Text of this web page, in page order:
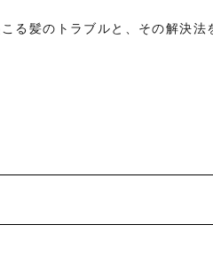
る髪のトラブルと、その解決法